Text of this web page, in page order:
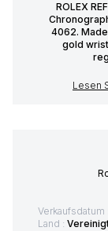
ROLEX
4062.
gold
Lesen
Verkaufsdatum :
Land :